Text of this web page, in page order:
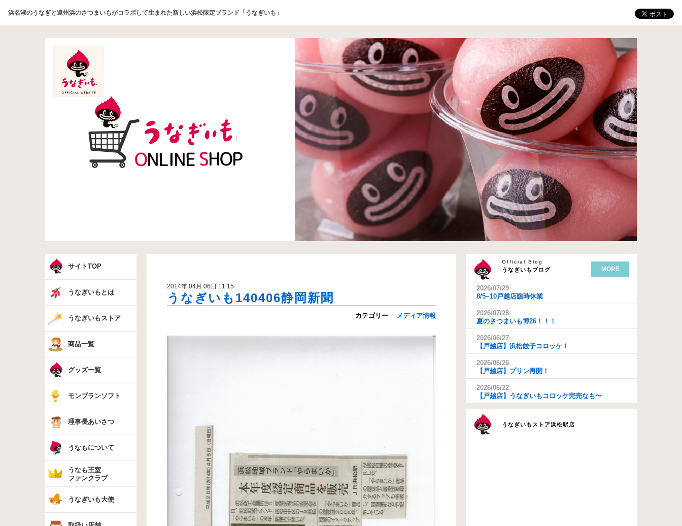
浜名湖のうなぎと遠州浜のさつまいもがコラボして生まれた新しい浜松限定ブランド「うなぎいも」
サイトTOP
うなぎいもとは
うなぎいもストア
商品一覧
グッズ一覧
モンブランソフト
理事長あいさつ
うなもについて
うなも王室
ファンクラブ
うなぎいも大使
2014年 04月 06日 11:15
うなぎいも140406静岡新聞
カテゴリー メディア情報
うなぎいもブログ
Official Blog
MORE
2026/07/29
8/5~10戸越店臨時休業
2026/07/28
夏のさつまいも博26！！！
2026/06/27
【戸越店】浜松餃子コロッケ！
2026/06/26
【戸越店】プリン再開！
2026/06/22
【戸越店】うなぎいもコロッケ完売なも〜
うなぎいもストア浜松駅店